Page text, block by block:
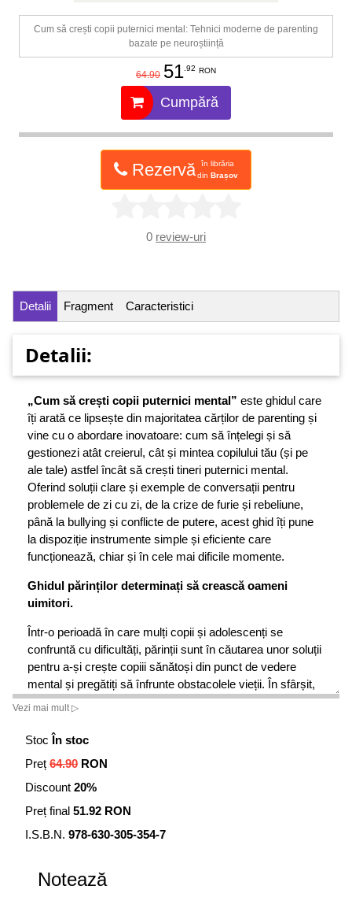
Cum să crești copii puternici mental: Tehnici moderne de parenting
bazate pe neuroștiință
64.90 51.92 RON
Cumpără
Rezervă
în librăria
din Brașov
0 review-uri
Detalii Fragment Caracteristici
Detalii:
„Cum să crești copii puternici mental” este ghidul care
îți arată ce lipsește din majoritatea cărților de parenting și
vine cu o abordare inovatoare: cum să înțelegi și să
gestionezi atât creierul, cât și mintea copilului tău (și pe
ale tale) astfel încât să crești tineri puternici mental.
Oferind soluții clare și exemple de conversații pentru
problemele de zi cu zi, de la crize de furie și rebeliune,
până la bullying și conflicte de putere, acest ghid îți pune
la dispoziție instrumente simple și eficiente care
funcționează, chiar și în cele mai dificile momente.
Ghidul părinților determinați să crească oameni
uimitori.
Într-o perioadă în care mulți copii și adolescenți se
confruntă cu dificultăți, părinții sunt în căutarea unor soluții
pentru a-și crește copiii sănătoși din punct de vedere
mental și pregătiți să înfrunte obstacolele vieții. În sfârșit,
ajutorul bazat pe dovezi este acum disponibil pentru acei
tot ce e mai bun copiilor lor, au sentimentul că nu reușesc
copleșiți.
neuropsihiatru, alături de Dr. Charles Fay, psiholog pentru
copii, îți dezvăluie ceea ce lipsește din majoritatea cărților
mental. Această combinație eficientă oferă soluții care
Vezi mai mult ▷
Stoc În stoc
Preț 64.90 RON
Discount 20%
Preț final 51.92 RON
I.S.B.N. 978-630-305-354-7
Notează